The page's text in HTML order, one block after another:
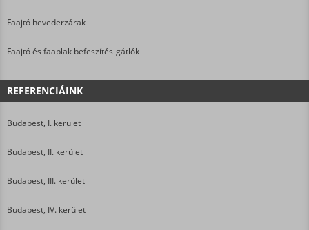
Faajtó hevederzárak
Faajtó és faablak befeszítés-gátlók
REFERENCIÁINK
Budapest, I. kerület
Budapest, II. kerület
Budapest, III. kerület
Budapest, IV. kerület